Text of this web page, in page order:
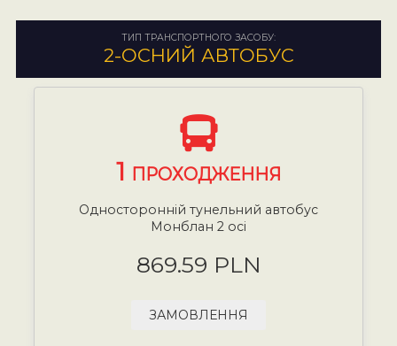
ТИП ТРАНСПОРТНОГО ЗАСОБУ:
2-ОСНИЙ АВТОБУС
1 ПРОХОДЖЕННЯ
Односторонній тунельний автобус
Монблан 2 осі
869.59 PLN
ЗАМОВЛЕННЯ